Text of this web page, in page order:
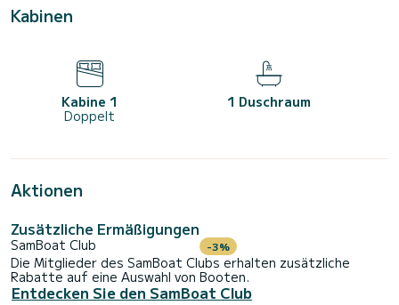
Kabinen
Kabine 1
Doppelt
1 Duschraum
Aktionen
Zusätzliche Ermäßigungen
SamBoat Club -3%
Die Mitglieder des SamBoat Clubs erhalten zusätzliche
Rabatte auf eine Auswahl von Booten.
Entdecken Sie den SamBoat Club